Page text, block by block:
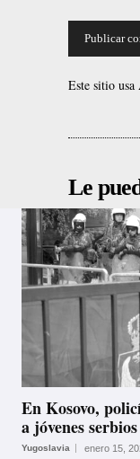
Este sitio
Le
En Kosovo,
a jóvenes serbios
Yugoslavia enero 15,